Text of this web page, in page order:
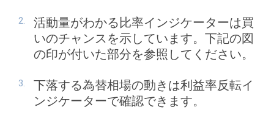
活動量がわかる比率インジケーターは買
いのチャンスを示しています。下記の図
の印が付いた部分を参照してください。
下落する為替相場の動きは利益率反転イ
ンジケーターで確認できます。